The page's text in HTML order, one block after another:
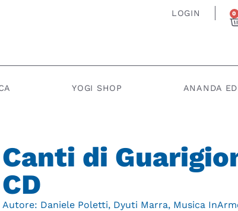
LOGIN 0
YOGI SHOP ANANDA
Canti di
CD
Autore: Daniele Poletti, Dyuti Marra, Musica